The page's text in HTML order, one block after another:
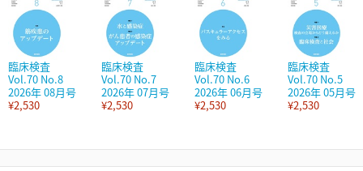
臨床検査
Vol.70 No.8
2026年 08月号
¥2,530
臨床検査
Vol.70 No.7
2026年 07月号
¥2,530
臨床検査
Vol.70 No.6
2026年 06月号
¥2,530
臨床検査
Vol.70 No.5
2026年 05月号
¥2,530